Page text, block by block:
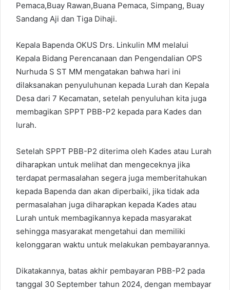
Pemaca,Buay Rawan,Buana Pemaca, Simpang, Buay
Sandang Aji dan Tiga Dihaji.
Kepala Bapenda OKUS Drs. Linkulin MM melalui
Kepala Bidang Perencanaan dan Pengendalian OPS
Nurhuda S ST MM mengatakan bahwa hari ini
dilaksanakan penyuluhunan kepada Lurah dan Kepala
Desa dari 7 Kecamatan, setelah penyuluhan kita juga
membagikan SPPT PBB-P2 kepada para Kades dan
lurah.
Setelah SPPT PBB-P2 diterima oleh Kades atau Lurah
diharapkan untuk melihat dan mengeceknya jika
terdapat permasalahan segera juga memberitahukan
kepada Bapenda dan akan diperbaiki, jika tidak ada
permasalahan juga diharapkan kepada Kades atau
Lurah untuk membagikannya kepada masyarakat
sehingga masyarakat mengetahui dan memiliki
kelonggaran waktu untuk melakukan pembayarannya.
Dikatakannya, batas akhir pembayaran PBB-P2 pada
tanggal 30 September tahun 2024, dengan membayar